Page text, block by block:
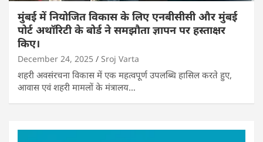
मुंबई में नियोजित विकास के लिए एनबीसीसी और मुंबई
पोर्ट अथॉरिटी के बोर्ड ने समझौता ज्ञापन पर हस्ताक्षर
किए।
December 24, 2025 Sroj Varta
शहरी अवसंरचना विकास में एक महत्वपूर्ण उपलब्धि हासिल करते हुए,
आवास एवं शहरी मामलों के मंत्रालय…